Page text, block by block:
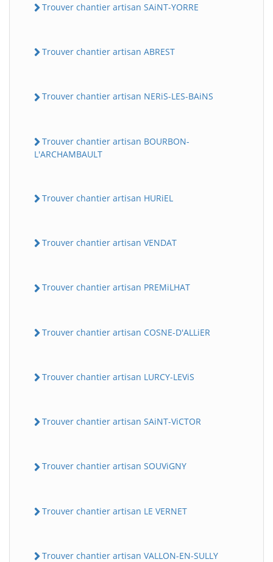
Trouver chantier artisan SAiNT-YORRE
Trouver chantier artisan ABREST
Trouver chantier artisan NERiS-LES-BAiNS
Trouver chantier artisan BOURBON-
L'ARCHAMBAULT
Trouver chantier artisan HURiEL
Trouver chantier artisan VENDAT
Trouver chantier artisan PREMiLHAT
Trouver chantier artisan COSNE-D'ALLiER
Trouver chantier artisan LURCY-LEViS
Trouver chantier artisan SAiNT-ViCTOR
Trouver chantier artisan SOUViGNY
Trouver chantier artisan LE VERNET
Trouver chantier artisan VALLON-EN-SULLY